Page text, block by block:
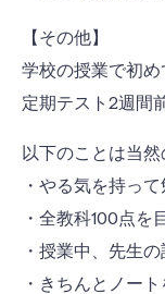
【その他】
学校の授業で初
定期テスト2週間
以下のことは当然
・やる気を持っ
・全教科100点を
・授業中、先生
・きちんとノー